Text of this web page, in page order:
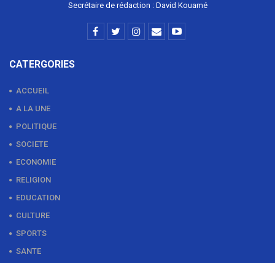
Secrétaire de rédaction : David Kouamé
CATERGORIES
ACCUEIL
A LA UNE
POLITIQUE
SOCIETE
ECONOMIE
RELIGION
EDUCATION
CULTURE
SPORTS
SANTE